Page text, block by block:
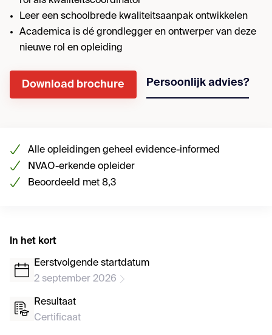
Leer een schoolbrede kwaliteitsaanpak ontwikkelen
Academica is dé grondlegger en ontwerper van deze
nieuwe rol en opleiding
Download brochure Persoonlijk advies?
Alle opleidingen geheel evidence-informed
NVAO-erkende opleider
Beoordeeld met 8,3
In het kort
Eerstvolgende startdatum
2 september 2026
Resultaat
Certificaat